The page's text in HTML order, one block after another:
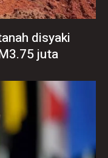
disyaki
juta